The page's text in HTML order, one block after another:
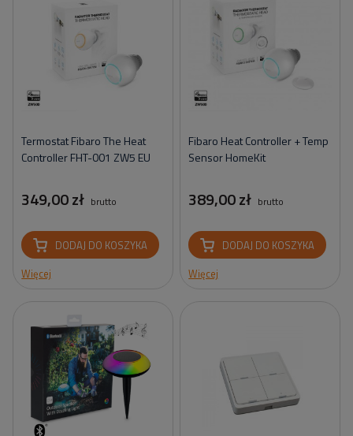
Termostat Fibaro The Heat
Controller FHT-001 ZW5 EU
349,00 zł brutto
DODAJ DO KOSZYKA
Więcej
Fibaro Heat Controller + Temp
Sensor HomeKit
389,00 zł brutto
DODAJ DO KOSZYKA
Więcej